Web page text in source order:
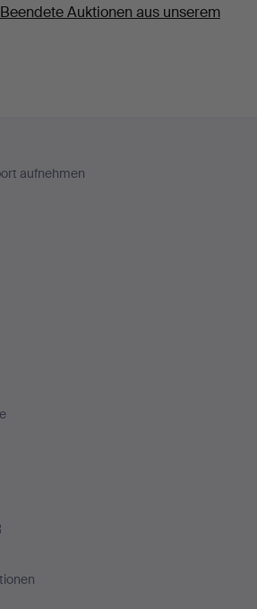
Beendete Auktionen aus unserem
aufnehmen